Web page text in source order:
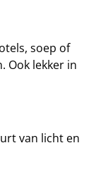
soep of
Ook lekker in
van licht en